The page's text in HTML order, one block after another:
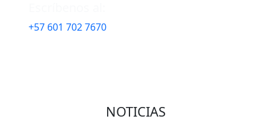
+57 601 702 7670
NOTICIAS